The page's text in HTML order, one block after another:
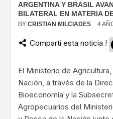
ARGENTINA Y BRASIL
BILATERAL EN MATERIA
BY CRISTIAN MILCIADES 4
Compartí esta noticia !
El Ministerio de
Nación, a través de la
Bioeconomía y la
Agropecuarios del